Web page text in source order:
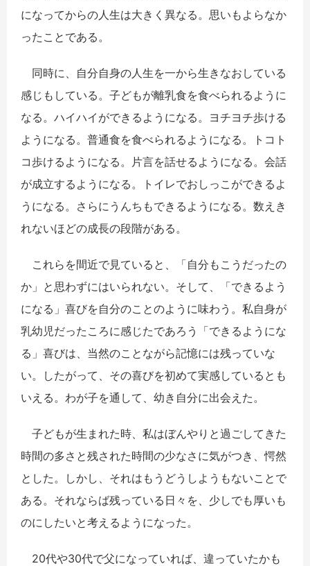
になってからの人生は大きく異なる。思いもよらなか
ったことである。
同時に、自分自身の人生を一から生きなおしている
感じもしている。子どもが離乳食を食べられるように
なる。ハイハイができるようになる。ヨチヨチ歩ける
ようになる。普通食を食べられるようになる。トコト
コ歩けるようになる。片言を話せるようになる。会話
が成立するようになる。トイレでおしっこができるよ
うになる。さらにうんちもできるようになる。数えき
れないほどの成長の段階がある。
これらを間近で見ていると、「自分もこうだったの
か」と思わずにはいられない。そして、「できるよう
になる」喜びを自分のことのように味わう。私自身が
乳幼児だったころに感じたであろう「できるようにな
る」喜びは、当然のことながら記憶には残っていな
い。したがって、その喜びを初めて実感しているとも
いえる。わが子を通して、幼き自分に出会えた。
子どもが生まれた時、私はぼんやりと過ごしてきた
時間の多さと残された時間の少なさに気がつき、愕然
とした。しかし、それはもうどうしようもないことで
ある。それならば残っている日々を、少しでも厚いも
のにしたいと考えるようになった。
20代や30代で父になっていれば、違っていたかも